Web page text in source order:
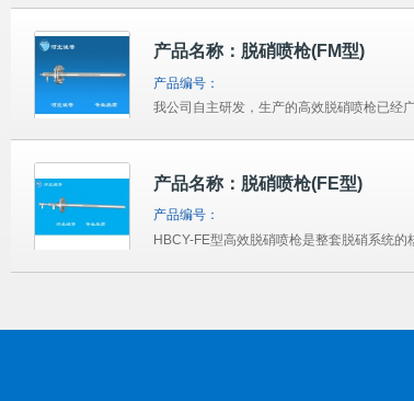
产品名称：脱硝喷枪(FM型)
产品编号：
产品名称：脱硝喷枪(FE型)
产品编号：